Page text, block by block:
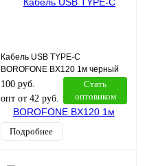
Кабель USB TYPE-C
BOROFONE BX120 1м черный
100 руб.
опт от 42 руб.
Стать
оптовиком
Подробнее